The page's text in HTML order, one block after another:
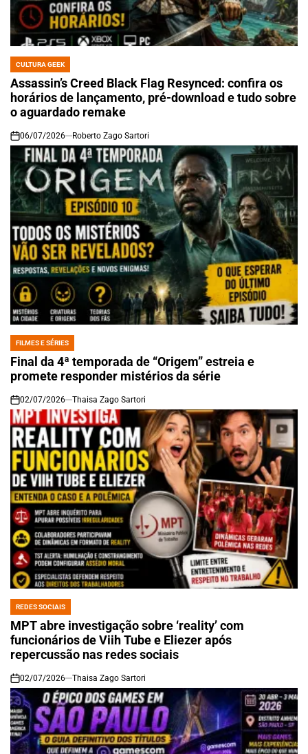
POSTED
IN
CULTURA GEEK
Assassin’s Creed Black Flag Resynced: confira os
horários de lançamento, pré-download e tudo sobre
o aguardado remake
on
06/07/2026 Roberto Zago Sartori
POSTED
IN
FILMES E SÉRIES
Final da 4ª temporada de “Origem” estreia e
promete responder mistérios da série
on
02/07/2026 Thaisa Zago Sartori
POSTED
IN
REDES SOCIAIS
MPT abre investigação sobre ‘reality’ com
funcionários de Viih Tube e Eliezer após
repercussão nas redes sociais
on
02/07/2026 Thaisa Zago Sartori